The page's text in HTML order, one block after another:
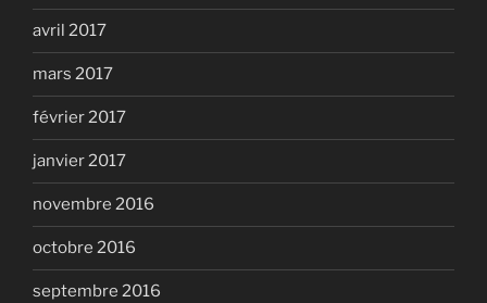
avril 2017
mars 2017
février 2017
janvier 2017
novembre 2016
octobre 2016
septembre 2016